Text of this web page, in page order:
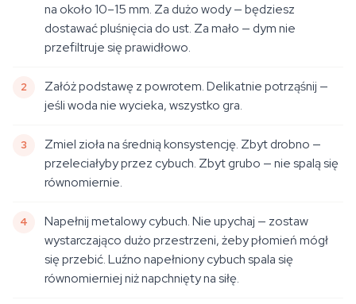
na około 10–15 mm. Za dużo wody — będziesz
dostawać pluśnięcia do ust. Za mało — dym nie
przefiltruje się prawidłowo.
Załóż podstawę z powrotem. Delikatnie potrząśnij —
jeśli woda nie wycieka, wszystko gra.
Zmiel zioła na średnią konsystencję. Zbyt drobno —
przeleciałyby przez cybuch. Zbyt grubo — nie spalą się
równomiernie.
Napełnij metalowy cybuch. Nie upychaj — zostaw
wystarczająco dużo przestrzeni, żeby płomień mógł
się przebić. Luźno napełniony cybuch spala się
równomierniej niż napchnięty na siłę.